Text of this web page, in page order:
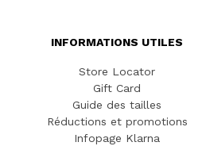
INFORMATIONS UTILES
Store Locator
Gift Card
Guide des tailles
Réductions et promotions
Infopage Klarna